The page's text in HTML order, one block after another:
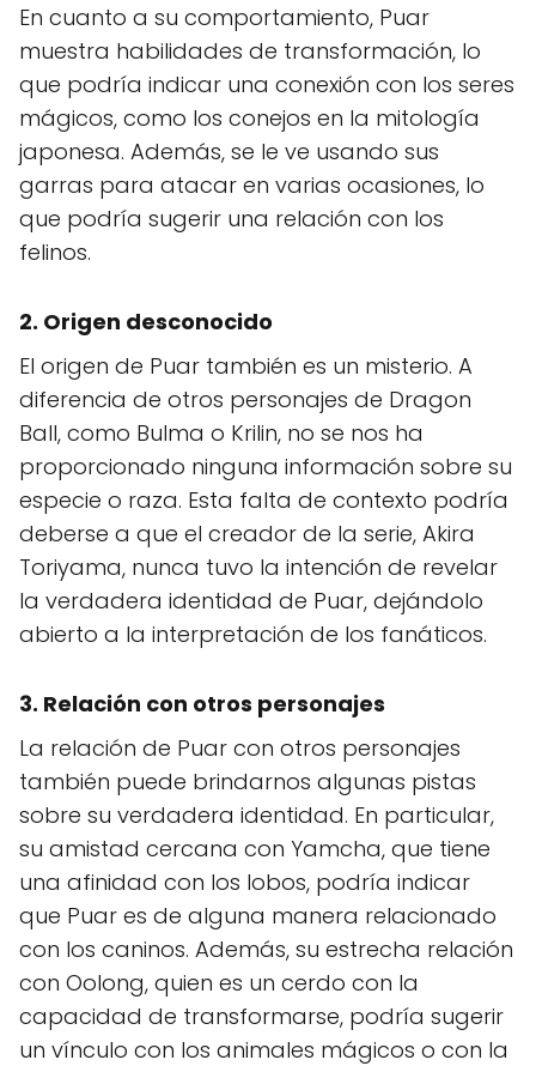
En cuanto a su comportamiento, Puar
muestra habilidades de transformación, lo
que podría indicar una conexión con los seres
mágicos, como los conejos en la mitología
japonesa. Además, se le ve usando sus
garras para atacar en varias ocasiones, lo
que podría sugerir una relación con los
felinos.
2. Origen desconocido
El origen de Puar también es un misterio. A
diferencia de otros personajes de Dragon
Ball, como Bulma o Krilin, no se nos ha
proporcionado ninguna información sobre su
especie o raza. Esta falta de contexto podría
deberse a que el creador de la serie, Akira
Toriyama, nunca tuvo la intención de revelar
la verdadera identidad de Puar, dejándolo
abierto a la interpretación de los fanáticos.
3. Relación con otros personajes
La relación de Puar con otros personajes
también puede brindarnos algunas pistas
sobre su verdadera identidad. En particular,
su amistad cercana con Yamcha, que tiene
una afinidad con los lobos, podría indicar
que Puar es de alguna manera relacionado
con los caninos. Además, su estrecha relación
con Oolong, quien es un cerdo con la
capacidad de transformarse, podría sugerir
un vínculo con los animales mágicos o con la